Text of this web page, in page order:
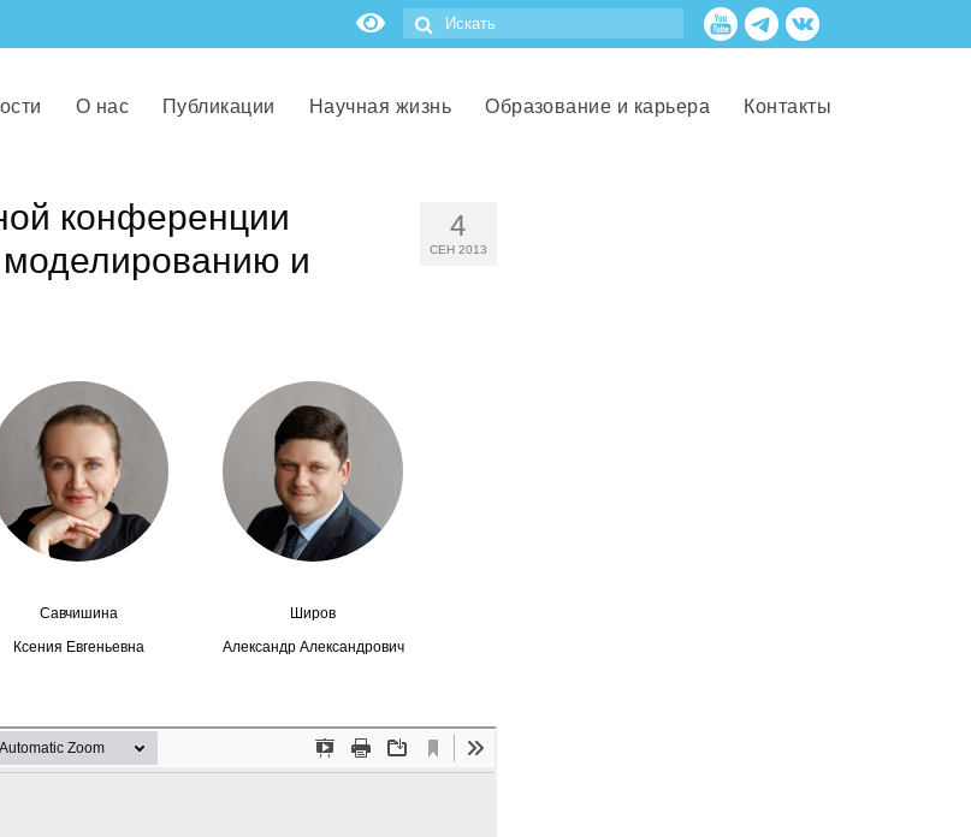
О нас Публикации Научная жизнь Образование и карьера Контакты
4
СЕН 2013
конференции
и
Савчишина
Ксения Евгеньевна
Широв
Александр Александрович